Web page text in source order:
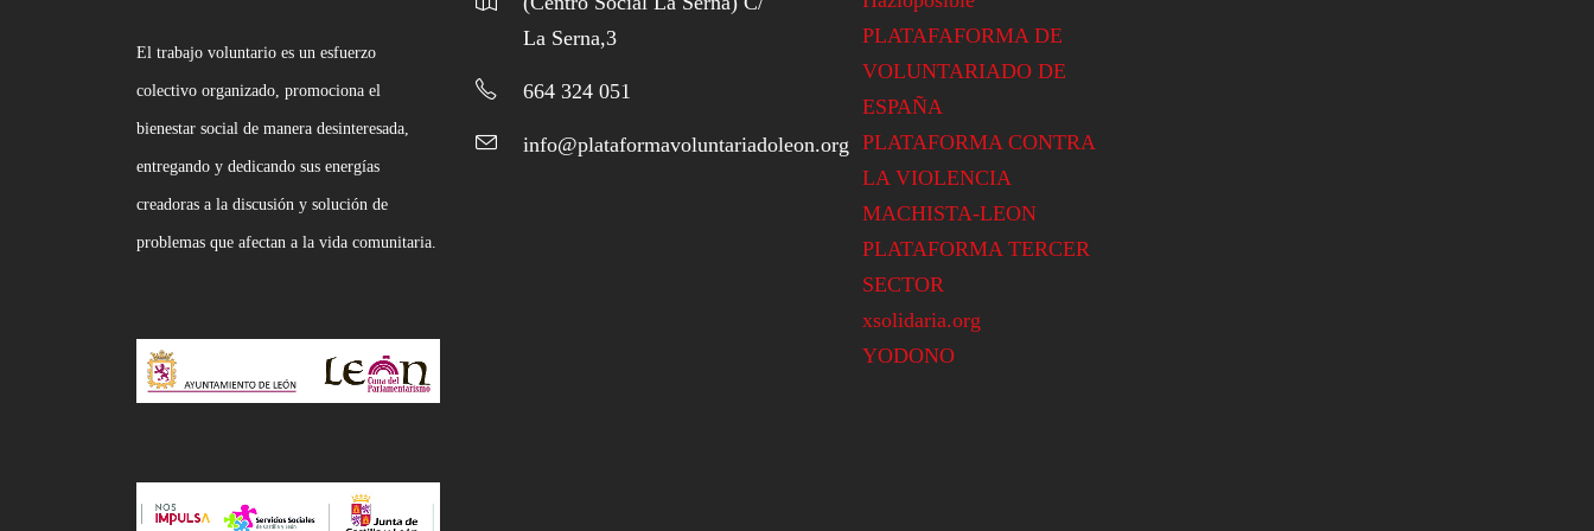
El trabajo voluntario es un esfuerzo
colectivo organizado, promociona el
bienestar social de manera desinteresada,
entregando y dedicando sus energías
creadoras a la discusión y solución de
problemas que afectan a la vida comunitaria.
La Serna,3
664 324 051
info@plataformavoluntariadoleon.org
PLATAFAFORMA DE
VOLUNTARIADO DE
ESPAÑA
PLATAFORMA CONTRA
LA VIOLENCIA
MACHISTA-LEON
PLATAFORMA TERCER
SECTOR
xsolidaria.org
YODONO